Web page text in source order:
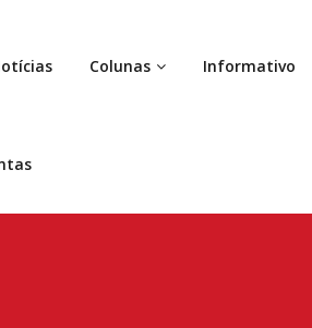
Colunas Informativo